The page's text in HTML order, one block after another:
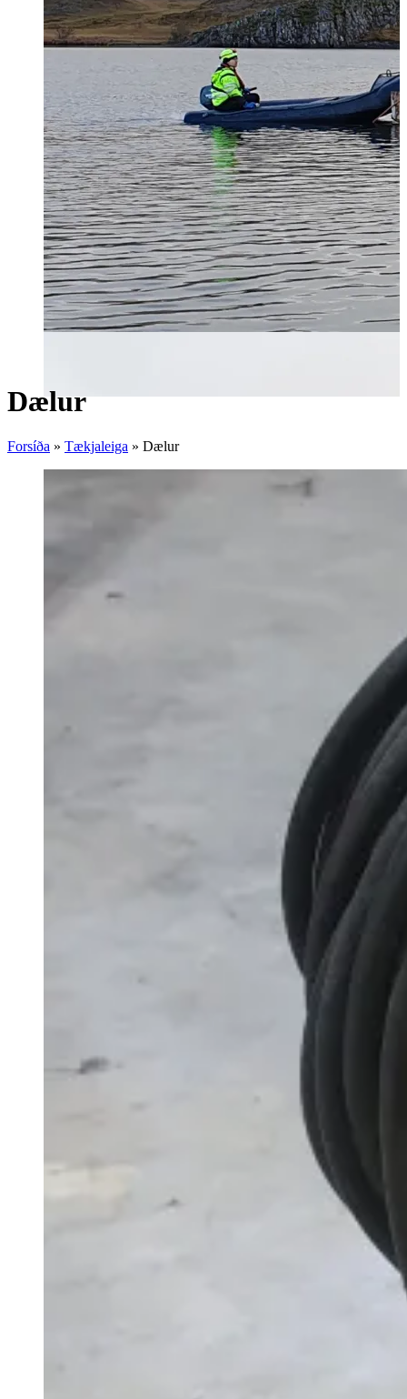
Dælur
Forsíða » Tækjaleiga » Dælur